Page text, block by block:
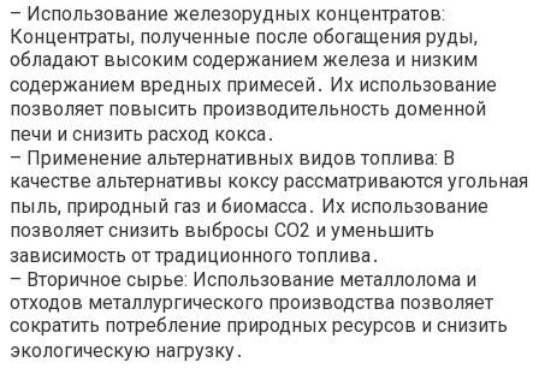
– Использование железорудных концентратов:
Концентраты, полученные после обогащения руды,
обладают высоким содержанием железа и низким
содержанием вредных примесей․ Их использование
позволяет повысить производительность доменной
печи и снизить расход кокса․
– Применение альтернативных видов топлива: В
качестве альтернативы коксу рассматриваются угольная
пыль, природный газ и биомасса․ Их использование
позволяет снизить выбросы CO2 и уменьшить
зависимость от традиционного топлива․
– Вторичное сырье: Использование металлолома и
отходов металлургического производства позволяет
сократить потребление природных ресурсов и снизить
экологическую нагрузку․